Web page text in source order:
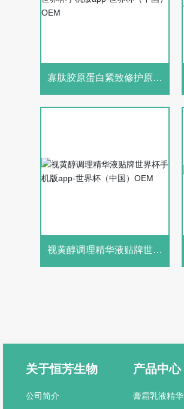
寡肽胶原蛋白紧致修护原液
视黄醇调理精华液贴牌世界
关于恒芳生物
公司简介
产品中心
膏霜乳液精华